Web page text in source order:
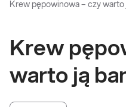
Krew pępowinowa – czy warto
Krew
warto ją